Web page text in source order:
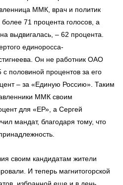
ММК, врач и политик
71 процента голосов, а
выдвигалась, – 62 процента.
единоросса-
Он не работник ОАО
половиной процентов за его
– за «Единую Россию». Таким
ММК своим
для «ЕР», а Сергей
мандат, благодаря тому, что
своим кандидатам жители
И теперь магнитогорской
избранной еще и в день